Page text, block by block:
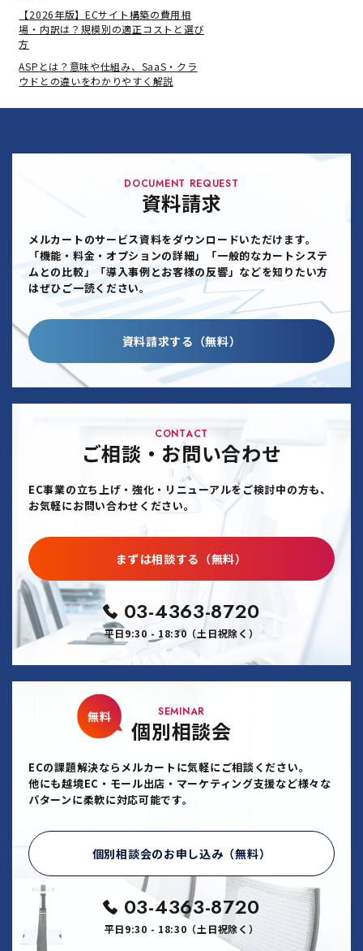
【2026年版】ECサイト構築の費用相
場・内訳は？規模別の適正コストと選び
方
ASPとは？意味や仕組み、SaaS・クラ
ウドとの違いをわかりやすく解説
DOCUMENT REQUEST
資料請求
メルカートのサービス資料をダウンロードいただけます。
「機能・料金・オプションの詳細」「一般的なカートシステ
ムとの比較」「導入事例とお客様の反響」などを知りたい方
はぜひご一読ください。
資料請求する（無料）
CONTACT
ご相談・お問い合わせ
EC事業の立ち上げ・強化・リニューアルをご検討中の方も、
お気軽にお問い合わせください。
まずは相談する（無料）
03-4363-8720
平日9:30 - 18:30（土日祝除く）
SEMINAR
個別相談会
無料
ECの課題解決ならメルカートに気軽にご相談ください。
他にも越境EC・モール出店・マーケティング支援など様々な
パターンに柔軟に対応可能です。
個別相談会のお申し込み（無料）
03-4363-8720
平日9:30 - 18:30（土日祝除く）